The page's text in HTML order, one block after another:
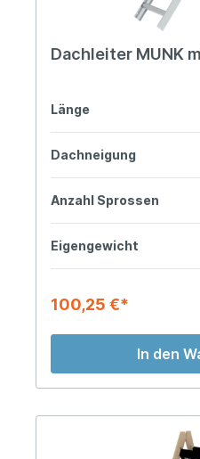
Dachleiter MUNK
Länge
Dachneigung
Anzahl Sprossen
Eigengewicht
100,25 €*
In den